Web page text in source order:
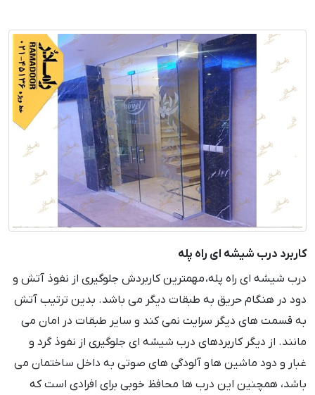
کاربرد درب شیشه ای راه پله
درب شیشه ای راه پله، مهمترین کاربردش جلوگیری از نفوذ آتش و
دود در هنگام حریق به طبقات دیگر می باشد. بدین ترتیب آتش
به قسمت های دیگر سرایت نمی کند و سایر طبقات در امان می
مانند. از دیگر کاربردهای درب شیشه ای جلوگیری از نفوذ گرد و
غبار و دود ماشین ها و آلودگی های صوتی به داخل ساختمان می
باشد، همچنین این درب ها محافظ خوبی برای افرادی است که